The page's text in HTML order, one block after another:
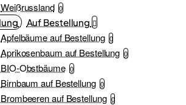
Weißrussland 0
Auf Bestellung
Apfelbäume auf Bestellung 0
Aprikosenbaum auf Bestellung 0
BIO-Obstbäume 0
Birnbaum auf Bestellung 0
Brombeeren auf Bestellung 0